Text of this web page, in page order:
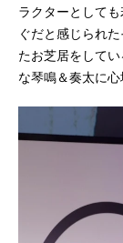
ラクターとして
ぐだと感じられ
たお芝居をして
な琴鳴＆奏太に心